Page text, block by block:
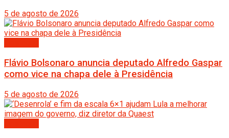
5 de agosto de 2026
Flávio Bolsonaro anuncia deputado Alfredo Gaspar
como vice na chapa dele à Presidência
5 de agosto de 2026